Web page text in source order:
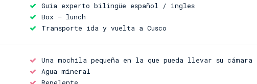
Guía experto bilingüe español / ingles
Box – lunch
Transporte ida y vuelta a Cusco
Una mochila pequeña en la que pueda llevar su cámara
Agua mineral